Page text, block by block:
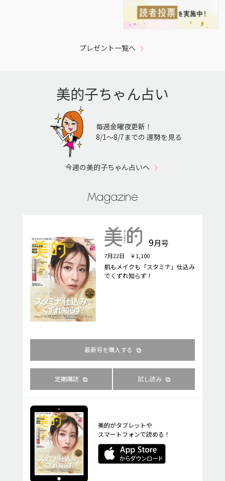
プレゼント一覧へ
美的子ちゃん占い
毎週金曜夜更新！
8/1〜8/7までの 運勢を見る
今週の美的子ちゃん占いへ
Magazine
9月号
7月22日 ￥1,100
肌もメイクも「スタミナ」仕込み
でくずれ知らず！
最新号を購入する
定期購読 試し読み
美的がタブレットや
スマートフォンで読める！